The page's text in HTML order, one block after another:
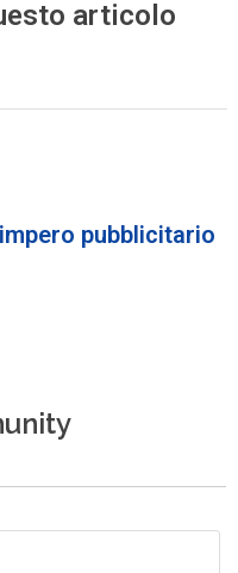
articolo
pubblicitario